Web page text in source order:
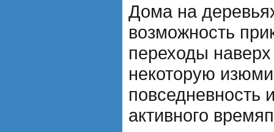
Дома на
возможность
переходы
некоторую
повседневность
активного